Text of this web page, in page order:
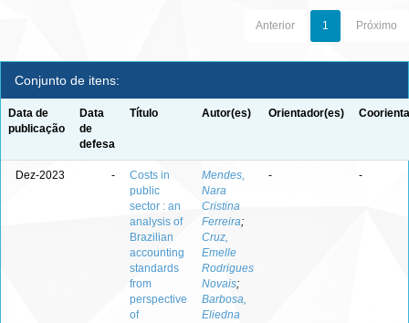
Anterior 1 Próximo
Conjunto de itens:
Data de
publicação
Data
de
defesa
Título Autor(es) Orientador(es)
Dez-2023 -
Costs in
public
sector : an
analysis of
Brazilian
accounting
standards
from
perspective
of
Mendes,
Nara
Cristina
Ferreira;
Cruz,
Emelle
Rodrigues
Novais;
Barbosa,
Eliedna
- -